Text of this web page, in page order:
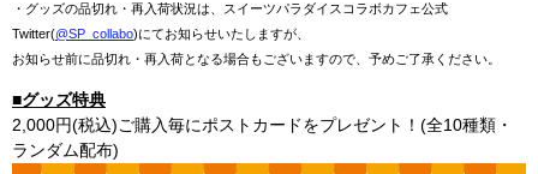
・グッズの品切れ・再入荷状況は、スイーツパラダイスコラボカフェ公式
Twitter(@SP_collabo)にてお知らせいたしますが、
お知らせ前に品切れ・再入荷となる場合もございますので、予めご了承ください。
■グッズ特典
2,000円(税込)ご購入毎にポストカードをプレゼント！(全10種類・
ランダム配布)